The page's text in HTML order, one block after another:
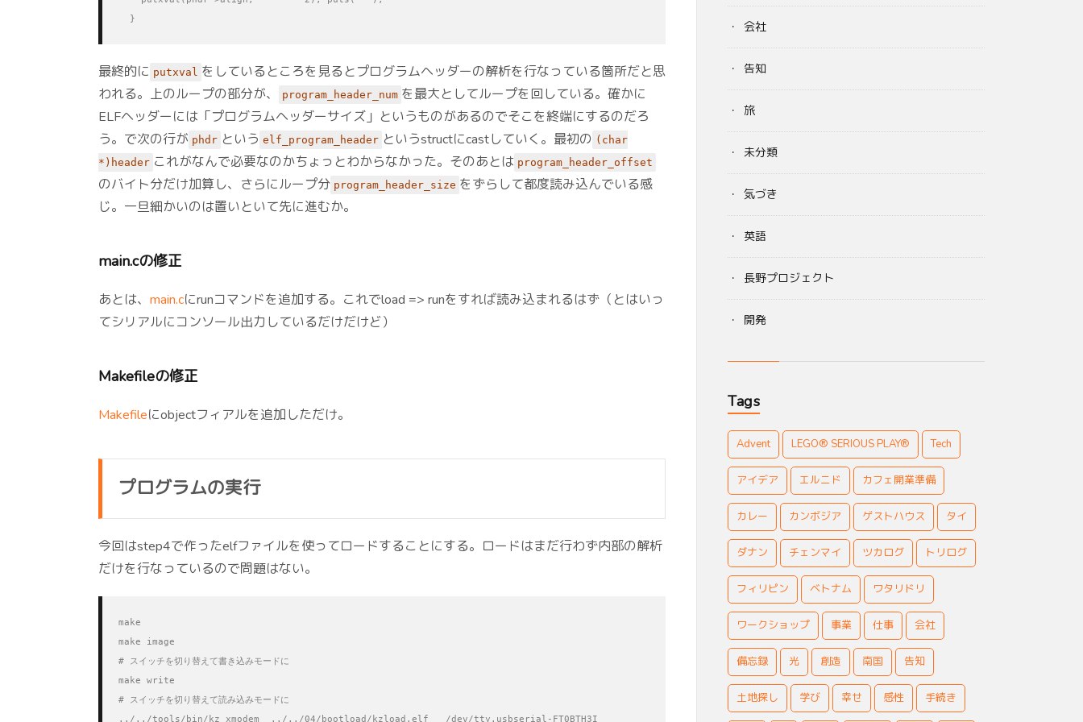
  }
最終的に putxval をしているところを見るとプログラムヘッダーの解析を行なっている箇所だと思
われる。上のループの部分が、
program_header_num を最大としてループを回している。確かに
ELFヘッダーには「プログラムヘッダーサイズ」というものがあるのでそこを終端にするのだろ
う。で次の行が phdr という elf_program_header というstructにcastしていく。最初の (char
*)header これがなんで必要なのかちょっとわからなかった。そのあとは program_header_offset
のバイト分だけ加算し、さらにループ分 program_header_size をずらして都度読み込んでいる感
じ。一旦細かいのは置いといて先に進むか。
main.cの修正
あとは、 main.cにrunコマンドを追加する。これでload => runをすれば読み込まれるはず（とはいっ
てシリアルにコンソール出力しているだけだけど）
Makefileの修正
Makefileにobjectフィアルを追加しただけ。
プログラムの実行
今回はstep4で作ったelfファイルを使ってロードすることにする。ロードはまだ行わず内部の解析
だけを行なっているので問題はない。
make
make image
# スイッチを切り替えて書き込みモードに
make write
# スイッチを切り替えて読み込みモードに
../../tools/bin/kz_xmodem  ../../04/bootload/kzload.elf   /dev/tty.usbserial-FT0BTH3I
会社
告知
旅
未分類
気づき
英語
長野プロジェクト
開発
Tags
Advent LEGO® SERIOUS PLAY® Tech
アイデア エルニド カフェ開業準備
カレー カンボジア ゲストハウス タイ
ダナン チェンマイ ツカログ トリログ
フィリピン ベトナム ワタリドリ
ワークショップ 事業 仕事 会社
備忘録 光 創造 南国 告知
土地探し 学び 幸せ 感性 手続き